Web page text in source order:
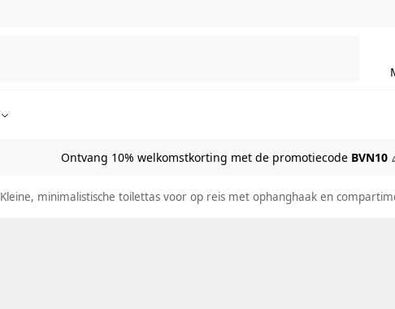
Ontvang 10% welkomstkorting met de promotiecode BVN10
Kleine, minimalistische toilettas voor op reis met ophanghaak en